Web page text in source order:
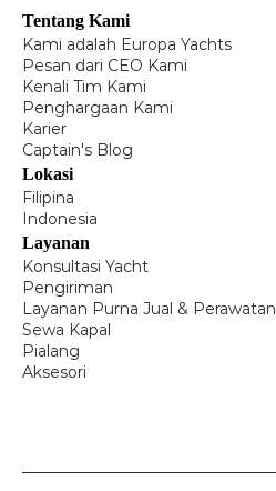
Tentang Kami
Kami adalah Europa Yachts
Pesan dari CEO Kami
Kenali Tim Kami
Penghargaan Kami
Karier
Captain's Blog
Lokasi
Filipina
Indonesia
Layanan
Konsultasi Yacht
Pengiriman
Layanan Purna Jual & Perawatan
Sewa Kapal
Pialang
Aksesori